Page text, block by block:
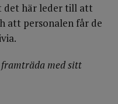
det här leder till att
att personalen får de
med sitt